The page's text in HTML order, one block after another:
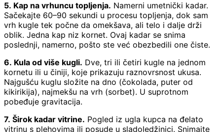
5. Kap na vrhuncu topljenja. Namerni umetnički kadar.
Sačekajte 60–90 sekundi u procesu topljenja, dok sam
vrh kugle tek počne da omekšava, ali telo i dalje drži
oblik. Jedna kap niz kornet. Ovaj kadar se snima
poslednji, namerno, pošto ste već obezbedili one čiste.
6. Kula od više kugli. Dve, tri ili četiri kugle na jednom
kornetu ili u činiji, koje prikazuju raznovrsnost ukusa.
Najgušću kuglu složite na dno (čokolada, puter od
kikirikija), najmekšu na vrh (sorbet). U suprotnom
pobeđuje gravitacija.
7. Širok kadar vitrine. Pogled iz ugla kupca na đelato
vitrinu s plehovima ili posude u sladoledžinici. Snimajte